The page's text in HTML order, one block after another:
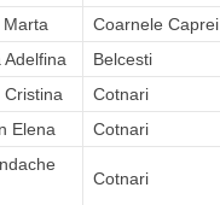
Coarnele Caprei
Adelfina Belcesti
Cristina Cotnari
Elena Cotnari
Cotnari